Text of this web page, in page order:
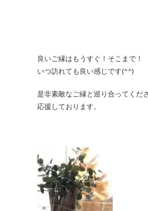
良いご縁はもうすぐ！そこまで！
いつ訪れても良い感じです(^^)
是非素敵なご縁と巡り合ってくださ
応援しております。